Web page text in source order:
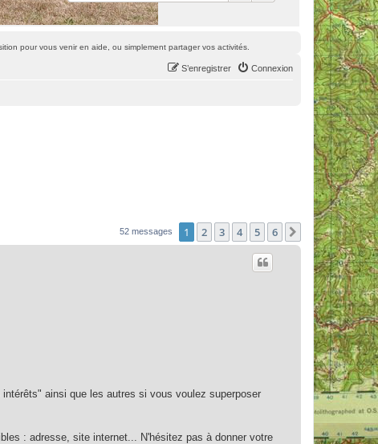
pour vous venir en aide, ou simplement partager vos activités.
Connexion
S’enregistrer
52 messages 1 2 3 4 5 6 Suivante
ainsi que les autres si vous voulez superposer
: adresse, site internet... N'hésitez pas à donner votre